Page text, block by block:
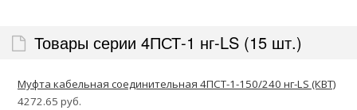
Товары серии 4ПСТ-1 нг-LS (15 шт.)
Муфта кабельная соединительная 4ПСТ-1-150/240 нг-LS (КВТ)
4272.65 руб.